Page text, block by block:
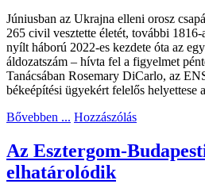
Júniusban az Ukrajna elleni orosz
265 civil vesztette életét, további 1816-
nyílt háború 2022-es kezdete óta az
áldozatszám – hívta fel a figyelmet
Tanácsában Rosemary DiCarlo, az
békeépítési ügyekért felelős helyettese
Bővebben ... Hozzászólás
Az Esztergom-
elhatárolódik